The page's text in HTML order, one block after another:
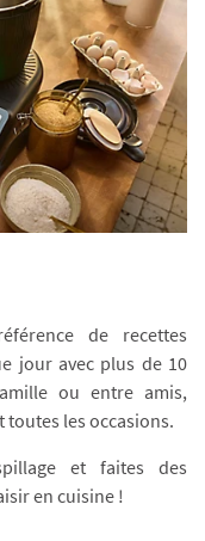
de recettes
jour avec plus de 10
ou entre amis,
toutes les occasions.
et faites des
en cuisine !